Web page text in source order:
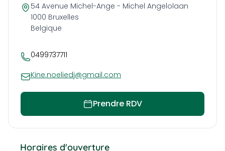
54 Avenue Michel-Ange - Michel Angelolaan
1000 Bruxelles
Belgique
0499737711
Kine.noeliedj@gmail.com
Prendre RDV
Horaires d'ouverture